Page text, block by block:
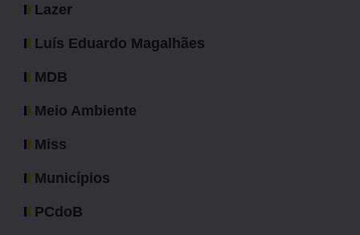
Lazer
Luís Eduardo Magalhães
MDB
Meio Ambiente
Miss
Municípios
PCdoB